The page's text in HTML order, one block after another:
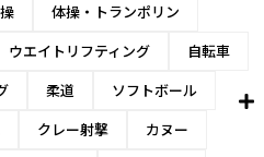
体操・トランポリン
ウエイトリフティング
自転車
柔道
ソフトボール
クレー射撃
カヌー